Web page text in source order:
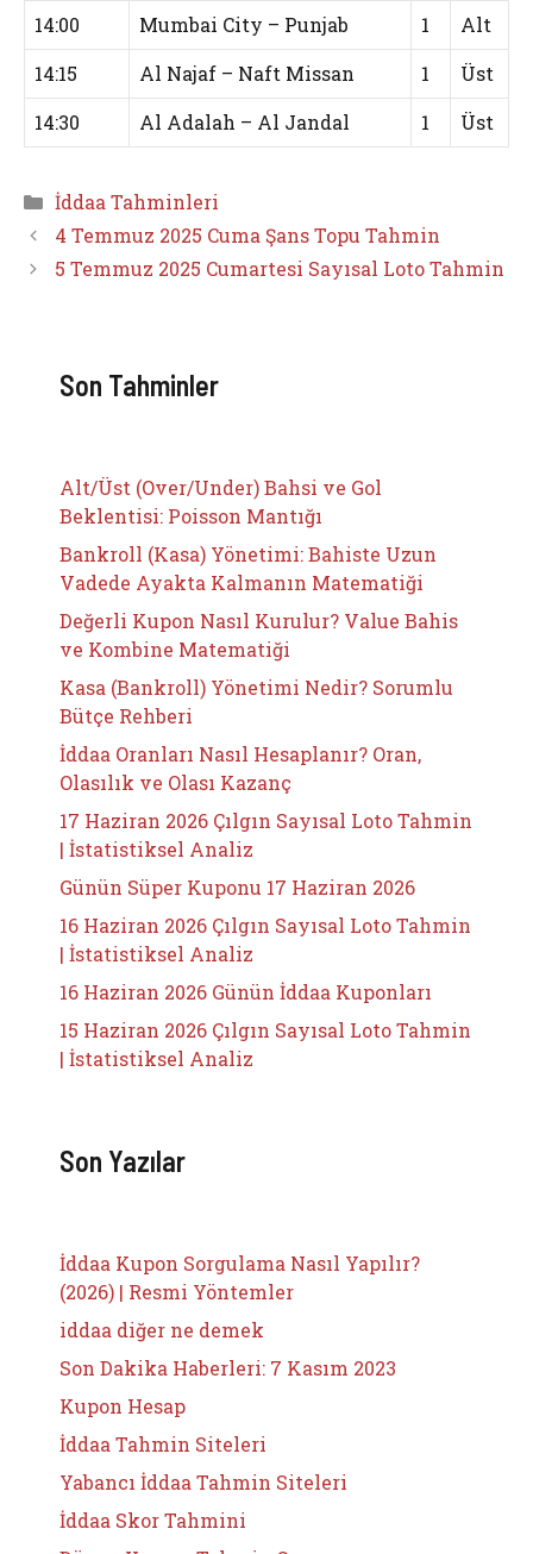
14:00 Mumbai City – Punjab 1
Alt
14:15
Al Najaf – Naft Missan 1
Üst
14:30
Al Adalah – Al Jandal 1 Üst
Kategoriler
İddaa Tahminleri
4 Temmuz 2025 Cuma Şans Topu Tahmin
5 Temmuz 2025 Cumartesi Sayısal Loto Tahmin
Son Tahminler
Alt/Üst (Over/Under) Bahsi ve Gol
Beklentisi: Poisson Mantığı
Bankroll (Kasa) Yönetimi: Bahiste Uzun
Vadede Ayakta Kalmanın Matematiği
Değerli Kupon Nasıl Kurulur? Value Bahis
ve Kombine Matematiği
Kasa (Bankroll) Yönetimi Nedir? Sorumlu
Bütçe Rehberi
İddaa Oranları Nasıl Hesaplanır? Oran,
Olasılık ve Olası Kazanç
17 Haziran 2026 Çılgın Sayısal Loto Tahmin
| İstatistiksel Analiz
Günün Süper Kuponu 17 Haziran 2026
16 Haziran 2026 Çılgın Sayısal Loto Tahmin
| İstatistiksel Analiz
16 Haziran 2026 Günün İddaa Kuponları
15 Haziran 2026 Çılgın Sayısal Loto Tahmin
| İstatistiksel Analiz
Son Yazılar
İddaa Kupon Sorgulama Nasıl Yapılır?
(2026) | Resmi Yöntemler
iddaa diğer ne demek
Son Dakika Haberleri: 7 Kasım 2023
Kupon Hesap
İddaa Tahmin Siteleri
Yabancı İddaa Tahmin Siteleri
İddaa Skor Tahmini